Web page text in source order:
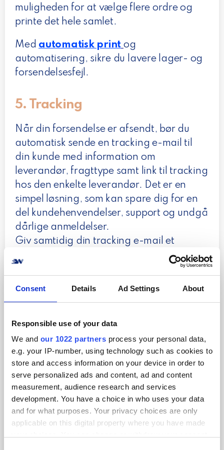
Consent Details Ad Settings About
Responsible use of your data
We and our 1022 partners process your personal data,
e.g. your IP-number, using technology such as cookies to
store and access information on your device in order to
serve personalized ads and content, ad and content
measurement, audience research and services
development. You have a choice in who uses your data
and for what purposes. Your privacy choices are only
applicable on this digital property where you have made
muligheden for at vælge flere ordre og
printe det hele samlet.
Med automatisk print og
automatisering, sikre du lavere lager- og
forsendelsesfejl.
5. Tracking
Når din forsendelse er afsendt, bør du
automatisk sende en tracking e-mail til
din kunde med information om
leverandør, fragttype samt link til tracking
hos den enkelte leverandør. Det er en
simpel løsning, som kan spare dig for en
del kundehenvendelser, support og undgå
dårlige anmeldelser.
Giv samtidig din tracking e-mail et
personligt touch – det er en oplagt
annoncer, rabatkoder eller lign.
medKlarna Checkout. Læs mere om
Klarna Checkout
Til sidst skal du naturligvis have styr på
din kundeservice og returneringspolitik.
De 5 forrige punkter naturligvis vigtige, så
din kunde får en god oplevelse fra start.
Ligeledes vil jeg ikke anbefale at